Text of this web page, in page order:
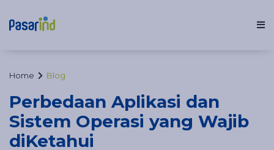
Solusi Usaha
Home Blog
Perbedaan Aplikasi dan
Sistem Operasi yang Wajib
diKetahui